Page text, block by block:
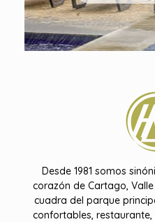
Desde 1981 somos
corazón de Cartago,
cuadra del parque
confortables,